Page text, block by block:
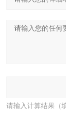
请输入计算结果（